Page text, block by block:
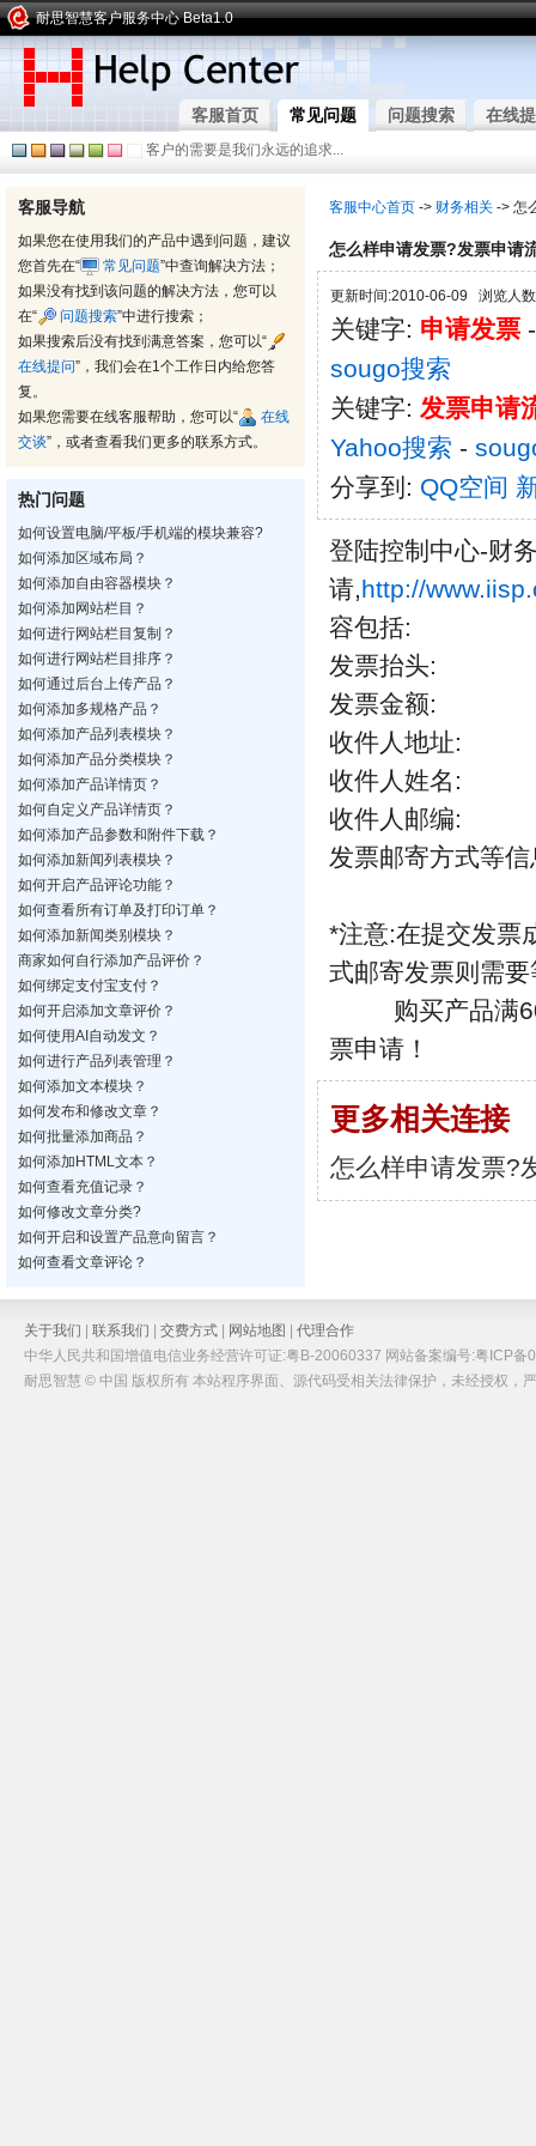
耐思智慧客户服务中心 Beta1.0
客服首页 常见问题 问题搜索 在线
客户的需要是我们永远的追求...
客服导航
如果您在使用我们的产品中遇到问题，建议
您首先在“
常见问题”中查询解决方法；
如果没有找到该问题的解决方法，您可以
在“
问题搜索”中进行搜索；
如果搜索后没有找到满意答案，您可以“
在线提问”，我们会在1个工作日内给您答
复。
如果您需要在线客服帮助，您可以“
在线
交谈”，或者查看我们更多的联系方式。
热门问题
如何设置电脑/平板/手机端的模块兼容?
如何添加区域布局？
如何添加自由容器模块？
如何添加网站栏目？
如何进行网站栏目复制？
如何进行网站栏目排序？
如何通过后台上传产品？
如何添加多规格产品？
如何添加产品列表模块？
如何添加产品分类模块？
如何添加产品详情页？
如何自定义产品详情页？
如何添加产品参数和附件下载？
如何添加新闻列表模块？
如何开启产品评论功能？
如何查看所有订单及打印订单？
如何添加新闻类别模块？
商家如何自行添加产品评价？
如何绑定支付宝支付？
如何开启添加文章评价？
如何使用AI自动发文？
如何进行产品列表管理？
如何添加文本模块？
如何发布和修改文章？
如何批量添加商品？
如何添加HTML文本？
如何查看充值记录？
如何修改文章分类?
如何开启和设置产品意向留言？
如何查看文章评论？
客服中心首页 -> 财务相关 -> 怎
怎么样申请发票?发票申请
更新时间:2010-06-09 浏览人
关键字: 申请发票
sougo搜索
关键字: 发票申请
Yahoo搜索 -
分享到: QQ空间
登陆控制中心-财
请,http://
容包括:
发票抬头:
发票金额:
收件人地址:
收件人姓名:
收件人邮编:
发票邮寄方式等信
*注意:在提交发票
式邮寄发票则需
购买产品满60
票申请！
更多相关连接
怎么样申请发票?
关于我们 联系我们 交费方式 网站地图
代理合作
中华人民共和国增值电信业务经营许可证:粤B-20060337 网站备案编号:粤ICP备
耐思智慧 © 中国 版权所有 本站程序界面、源代码受相关法律保护，未经授权，